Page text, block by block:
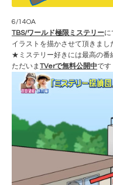
6/14OA
TBS/ワールド極限ミステリーに
イラストを描かさせて頂きまし
★ミステリー好きには最高の番
ただいま TVerで無料公開中です